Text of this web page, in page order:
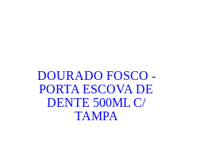
DOURADO FOSCO -
PORTA ESCOVA DE
DENTE 500ML C/
TAMPA